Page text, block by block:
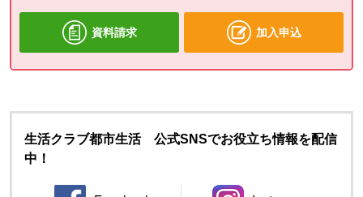
資料請求 加入申込
生活クラブ都市生活 公式SNSでお役立ち情報を配信
中！